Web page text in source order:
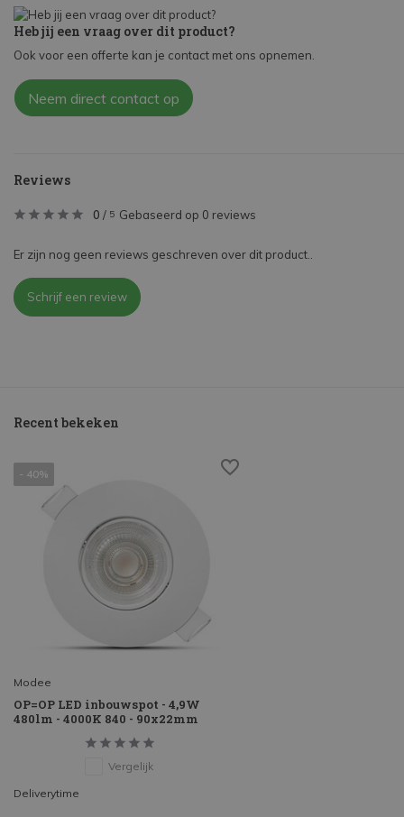
Heb jij een vraag over dit product?
Ook voor een offerte kan je contact met ons opnemen.
Neem direct contact op
Reviews
0 / 5 Gebaseerd op 0 reviews
Er zijn nog geen reviews geschreven over dit product..
Schrijf een review
Recent bekeken
- 40%
Modee
OP=OP LED inbouwspot - 4,9W
480lm - 4000K 840 - 90x22mm
Vergelijk
Deliverytime